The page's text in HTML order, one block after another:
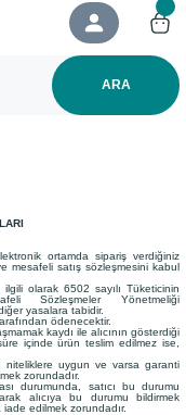
ARA
ortamda sipariş verdiğiniz
mesafeli satış sözleşmesini kabul
ilgili olarak 6502 sayılı Tüketicinin
Sözleşmeler Yönetmeliği
yasalara tabidir.
ödenecektir.
kaydı ile alıcının gösterdiği
içinde ürün teslim edilmez ise,
niteliklere uygun ve varsa garanti
zorundadır.
durumunda, satıcı bu durumu
alıcıya bu durumu bildirmek
iade edilmek zorundadır.